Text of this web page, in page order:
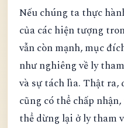
Nếu chúng ta thực
của các hiện tượng
vẫn còn mạnh, mục
như nghiêng về ly
và sự tách lìa. Thật ra,
cũng có thể chấp
thể dừng lại ở ly tham